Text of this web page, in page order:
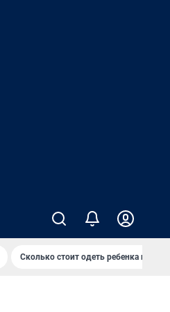
Сколько стоит одеть ребенка на